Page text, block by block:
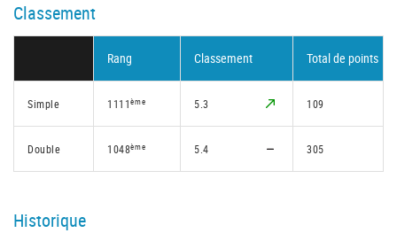
Classement
Rang Classement Total de points
Simple 1111ème 5.3 109
Double 1048ème 5.4 305
Historique